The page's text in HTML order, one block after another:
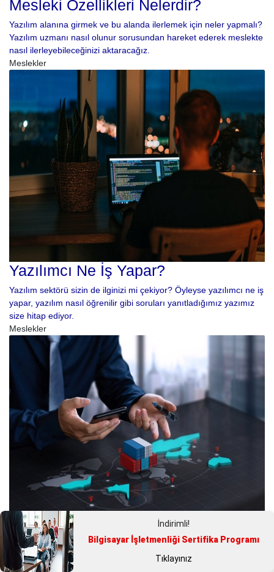
Mesleki Özellikleri Nelerdir?
Yazılım alanına girmek ve bu alanda ilerlemek için neler yapmalı?
Yazılım uzmanı nasıl olunur sorusundan hareket ederek meslekte
nasıl ilerleyebileceğinizi aktaracağız.
Meslekler
Yazılımcı Ne İş Yapar?
Yazılım sektörü sizin de ilginizi mi çekiyor? Öyleyse yazılımcı ne iş
yapar, yazılım nasıl öğrenilir gibi soruları yanıtladığımız yazımız
size hitap ediyor.
Meslekler
Dış Ticaret Uzmanı Nasıl Olunur?
Dış ticaret uzmanı nasıl olunur? İçeriğimizde bu soruya yanıt verip
dış ticaret uzmanlığında önemli olan mesleki niteliklere ve
İndirimli!
Bilgisayar İşletmenliği Sertifika Programı
Tıklayınız